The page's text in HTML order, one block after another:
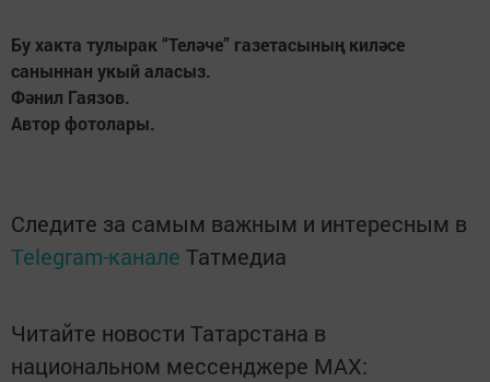
Бу хакта тулырак “Теләче” газетасының киләсе
саныннан укый аласыз.
Фәнил Гаязов.
Автор фотолары.
Следите за самым важным и интересным в
Telegram-канале Татмедиа
Читайте новости Татарстана в
национальном мессенджере MАХ: